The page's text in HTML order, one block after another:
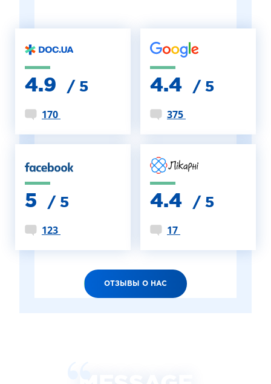
4.9 / 5
170
4.4 / 5
375
5 / 5
123
4.4 / 5
17
ОТЗЫВЫ О НАС